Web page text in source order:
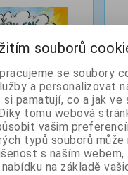
Kč
detail
299
souborů
se soubory
a personalizovat
pamatují, co a jak ve
tomu webová
vašim
typů souborů může
s naším
na základě